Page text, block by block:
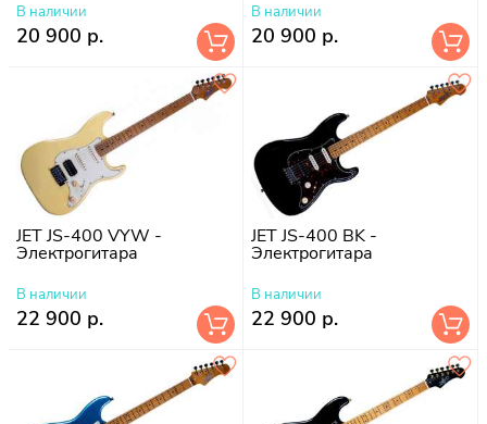
В наличии
20 900 р.
В наличии
20 900 р.
JET JS-400 VYW -
Электрогитара
В наличии
22 900 р.
JET JS-400 BK -
Электрогитара
В наличии
22 900 р.